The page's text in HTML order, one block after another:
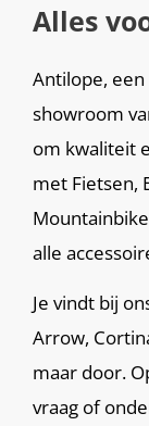
Alles
Antilope, een
showroom
om kwaliteit
met Fietsen,
alle
Je vindt bij
Arrow,
maar door.
vraag of